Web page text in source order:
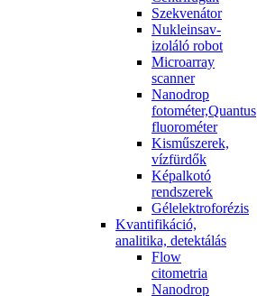
Szekvenátor
Nukleinsav-
izoláló robot
Microarray
scanner
Nanodrop
fotométer,Quantus
fluorométer
Kisműszerek,
vízfürdők
Képalkotó
rendszerek
Gélelektroforézis
Kvantifikáció,
analitika, detektálás
Flow
citometria
Nanodrop